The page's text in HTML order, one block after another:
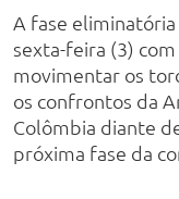
A fase
sexta-feira (3)
movimentar os
os confrontos da
Colômbia diante
próxima fase da